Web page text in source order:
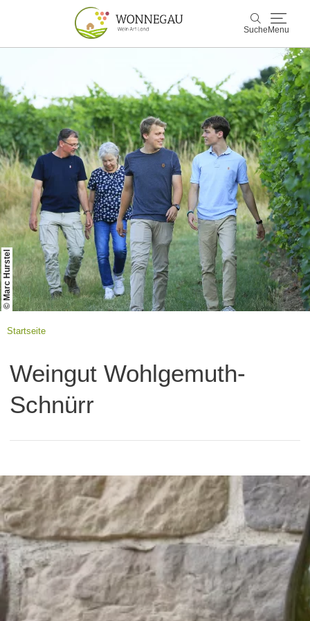
Suche Menu
Suche
Wonnegau
Entdecken & Erleben
Wein & Genuss
Kultur & Events
Buchen & Service
© Marc Hurstel
Startseite
Weingut Wohlgemuth-
Schnürr